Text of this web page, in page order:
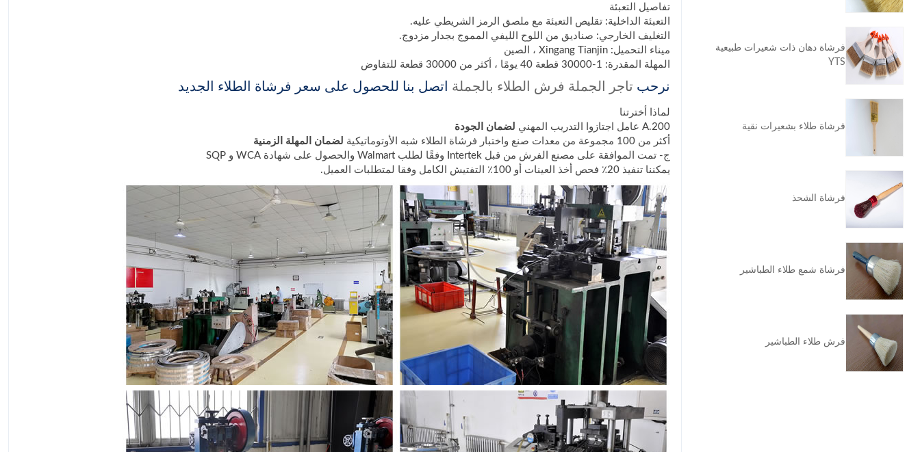
تفاصيل التعبئة
التعبئة الداخلية: تقليص التعبئة مع ملصق الرمز الشريطي عليه.
التغليف الخارجي: صناديق من اللوح الليفي المموج بجدار مزدوج.
ميناء التحميل: Xingang Tianjin ، الصين
المهلة المقدرة: 1-30000 قطعة 40 يومًا ، أكثر من 30000 قطعة للتفاوض
نرحب تاجر الجملة فرش الطلاء بالجملة اتصل بنا للحصول على سعر فرشاة الطلاء الجديد
لماذا أخترتنا
A.200 عامل اجتازوا التدريب المهني
لضمان الجودة
أكثر من 100 مجموعة من معدات صنع واختبار فرشاة الطلاء شبه الأوتوماتيكية
لضمان المهلة الزمنية
ج- تمت الموافقة على مصنع الفرش من قبل Intertek وفقًا لطلب Walmart والحصول على شهادة WCA و SQP
يمكننا تنفيذ 20٪ فحص أخذ العينات أو 100٪ التفتيش الكامل وفقا لمتطلبات العميل.
فرشاة دهان ذات شعيرات طبيعية
YTS
فرشاة طلاء بشعيرات نقية
فرشاة الشحذ
فرشاة شمع طلاء الطباشير
فرش طلاء الطباشير